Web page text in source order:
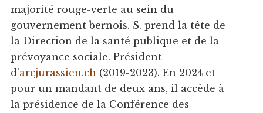
majorité rouge-verte au sein du
gouvernement bernois. S. prend la tête de
la Direction de la santé publique et de la
prévoyance sociale. Président
d'arcjurassien.ch (2019-2023). En 2024 et
pour un mandant de deux ans, il accède à
la présidence de la Conférence des